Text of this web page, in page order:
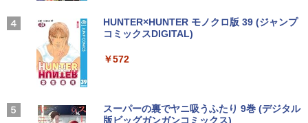
【2026年アップグレード版】AOKIMI ワイヤ
セリング 自動ペアリング Type-C充電 マイク
付き 防水 タッチ式音量調整 スポーツ/通勤/通
On My Road (Stadium ver.)
On My Road (Stadium ver.)
by Amazon 炭酸水 ラベルレス 500ml ×24本
art Basic)
HUNTER×HUNTER モノクロ版 39 (ジャンプ
コミックスDIGITAL)
￥572
スーパーの裏でヤニ吸うふたり 9巻 (デジタル
版ビッグガンガンコミックス)